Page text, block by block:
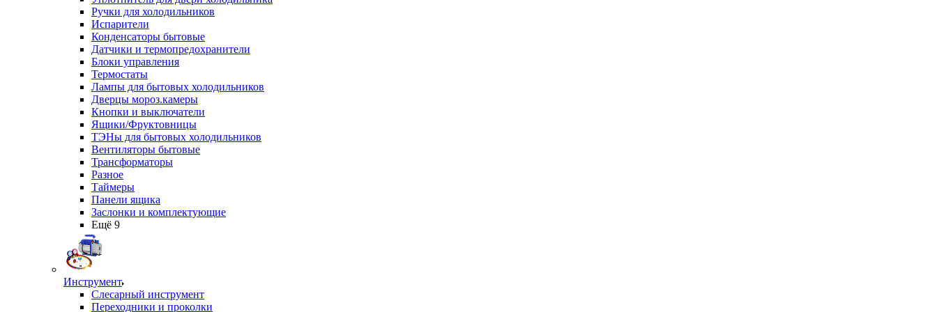
Ручки для холодильников
Испарители
Конденсаторы бытовые
Датчики и термопредохранители
Блоки управления
Термостаты
Лампы для бытовых холодильников
Дверцы мороз.камеры
Кнопки и выключатели
Ящики/Фруктовницы
ТЭНы для бытовых холодильников
Вентиляторы бытовые
Трансформаторы
Разное
Таймеры
Панели ящика
Заслонки и комплектующие
Ещё 9
Инструмент
Слесарный инструмент
Переходники и проколки